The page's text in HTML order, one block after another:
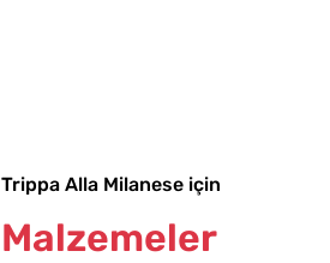
Trippa Alla Milanese için
Malzemeler